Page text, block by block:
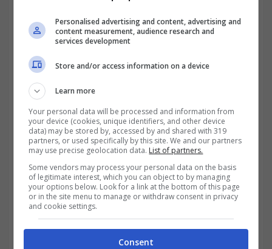
Zoom e Square: la pandemia
spinge in alto i titoli tecnologici
Moltiinvestitori,oggi, stanno quindi
approfittando del momento per poter
acquistare questi titoli tecnologici di alto
livello ad un prezzo inferiore nel mercato
azionario. Quì di seguito i migliori titolo
tecnologici su cui investire in questo periodo
risulterebbero essere:
Personalised advertising and content, advertising and
content measurement, audience research and
services development
Store and/or access information on a device
Learn more
Your personal data will be processed and information from
your device (cookies, unique identifiers, and other device
data) may be stored by, accessed by and shared with 319
partners, or used specifically by this site. We and our partners
may use precise geolocation data. List of partners.
Some vendors may process your personal data on the basis
of legitimate interest, which you can object to by managing
your options below. Look for a link at the bottom of this page
or in the site menu to manage or withdraw consent in privacy
and cookie settings.
Consent